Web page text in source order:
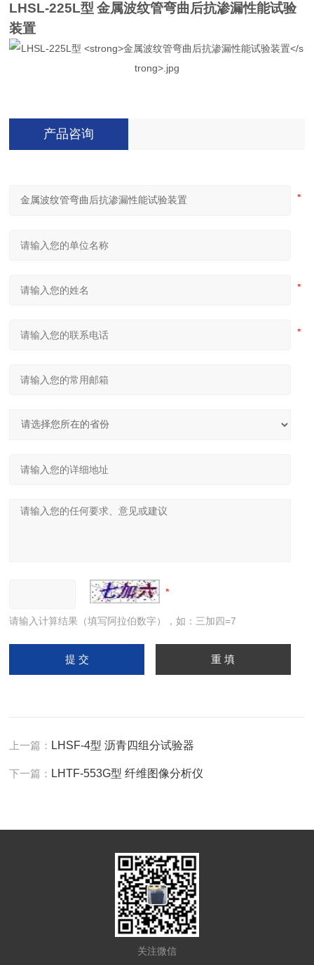
LHSL-225L型 金属波纹管弯曲后抗渗漏性能试验
装置
产品咨询
请输入计算结果（填写阿拉伯数字），如：三加四=7
上一篇： LHSF-4型 沥青四组分试验器
下一篇： LHTF-553G型 纤维图像分析仪
关注微信